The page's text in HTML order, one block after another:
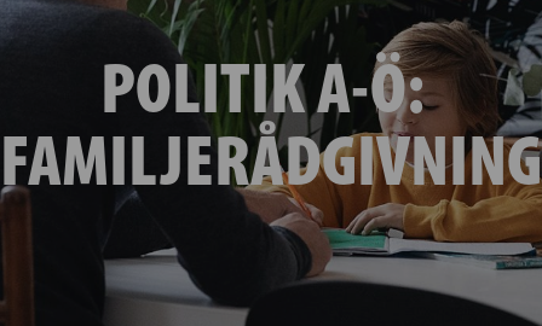
POLITIK A-Ö:
FAMILJERÅDGIVNING